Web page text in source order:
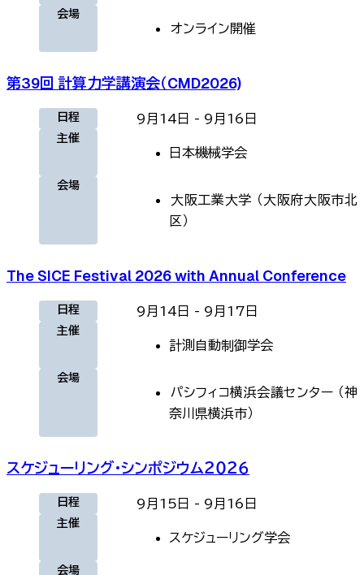
会場
オンライン開催
第39回 計算力学講演会（CMD2026)
日程 9月14日 - 9月16日
主催
日本機械学会
会場
大阪工業大学 （大阪府大阪市北
区 ）
The SICE Festival 2026 with Annual Conference
日程 9月14日 - 9月17日
主催
計測自動制御学会
会場
パシフィコ横浜会議センター （神
奈川県横浜市）
スケジューリング・シンポジウム２０２６
日程 9月15日 - 9月16日
主催
スケジューリング学会
会場